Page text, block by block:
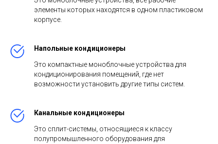
элементы которых находятся в одном пластиковом
корпусе.
Напольные кондиционеры
Это компактные моноблочные устройства для
кондиционирования помещений, где нет
возможности установить другие типы систем.
Канальные кондиционеры
Это сплит-системы, относящиеся к классу
полупромышленного оборудования для